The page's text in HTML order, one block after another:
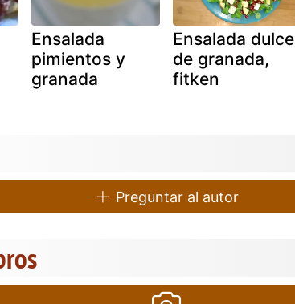
Ensalada
pimientos y
granada
Ensalada dulce
de granada,
fitken
Preguntar al autor